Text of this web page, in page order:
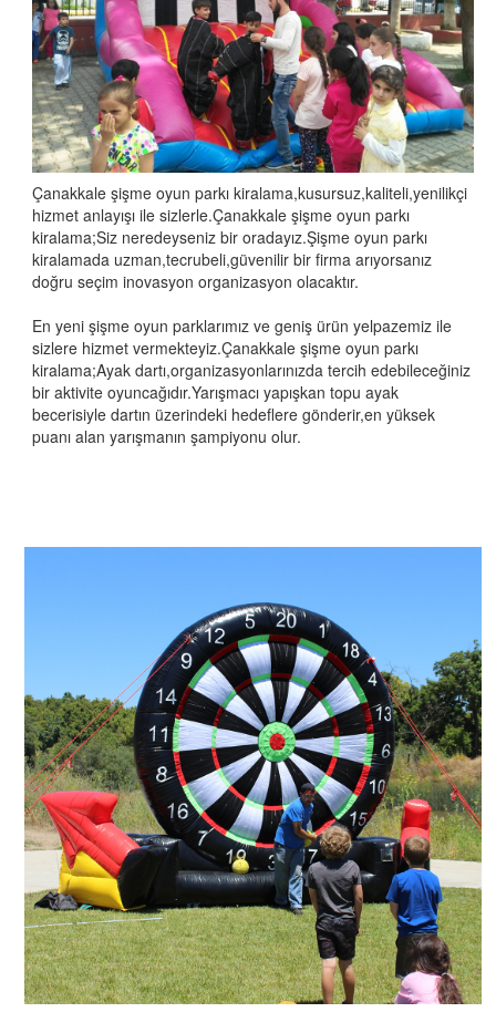
Çanakkale şişme oyun parkı kiralama,kusursuz,kaliteli,yenilikçi
hizmet anlayışı ile sizlerle.Çanakkale şişme oyun parkı
kiralama;Siz neredeyseniz bir oradayız.Şişme oyun parkı
kiralamada uzman,tecrubeli,güvenilir bir firma arıyorsanız
doğru seçim inovasyon organizasyon olacaktır.
En yeni şişme oyun parklarımız ve geniş ürün yelpazemiz ile
sizlere hizmet vermekteyiz.Çanakkale şişme oyun parkı
kiralama;Ayak dartı,organizasyonlarınızda tercih edebileceğiniz
bir aktivite oyuncağıdır.Yarışmacı yapışkan topu ayak
becerisiyle dartın üzerindeki hedeflere gönderir,en yüksek
puanı alan yarışmanın şampiyonu olur.